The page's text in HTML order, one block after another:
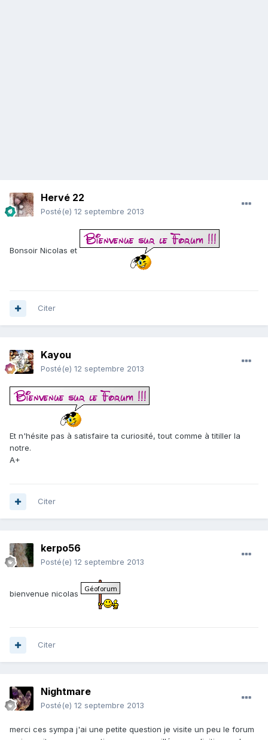
Hervé 22
Posté(e) 12 septembre 2013
Bonsoir Nicolas et
Citer
Kayou
Posté(e) 12 septembre 2013
Et n'hésite pas à satisfaire ta curiosité, tout comme à titiller la
notre.
A+
Citer
kerpo56
Posté(e) 12 septembre 2013
bienvenue nicolas
Citer
Nightmare
Posté(e) 12 septembre 2013
merci ces sympa j'ai une petite question je visite un peu le forum